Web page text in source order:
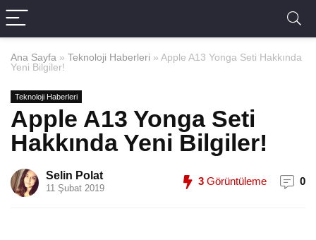
Ana Sayfa » Teknoloji Haberleri » Apple A13 Yonga Seti Hakkında
Yeni Bilgiler!
Teknoloji Haberleri
Apple A13 Yonga Seti
Hakkında Yeni Bilgiler!
Selin Polat
11 Şubat 2019
3 Görüntüleme 0